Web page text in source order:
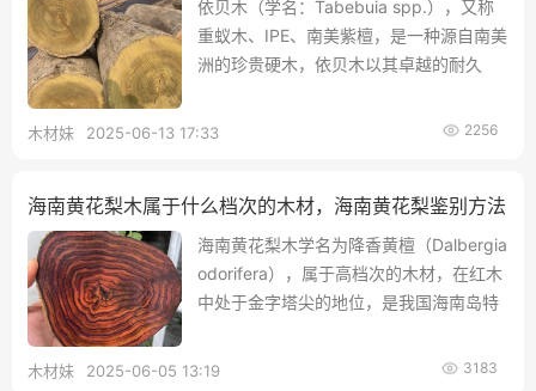
依贝木（学名：Tabebuia spp.），又称
重蚁木、IPE、南美紫檀，是一种源自南美
洲的珍贵硬木，依贝木以其卓越的耐久
的标杆产品，尤其适用于户外和高端室内
木材妹 2025-06-13 17:33 2256
海南黄花梨木属于什么档次的木材，海南黄花梨鉴别方法
海南黄花梨木学名为降香黄檀（Dalbergia
odorifera），属于高档次的木材，在红木
中处于金字塔尖的地位，是我国海南岛特
家具和工艺品领域具有极高的经济价值、
木材妹 2025-06-05 13:19 3183